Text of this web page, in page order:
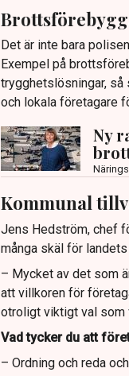
Det är inte bara
Exempel på
trygghetslösningar, så
och lokala företagare
Ny
Kommunal
Jens Hedström, chef
många skäl för
– Mycket av det som
att villkoren för
otroligt viktigt val som
Vad tycker du att
– Ordning och reda